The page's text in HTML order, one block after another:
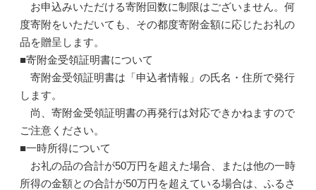
お申込みいただける寄附回数に制限はございません。何
度寄附をいただいても、その都度寄附金額に応じたお礼の
品を贈呈します。
■寄附金受領証明書について
寄附金受領証明書は「申込者情報」の氏名・住所で発行
します。
尚、寄附金受領証明書の再発行は対応できかねますので
ご注意ください。
■一時所得について
お礼の品の合計が50万円を超えた場合、または他の一時
所得の金額との合計が50万円を超えている場合は、ふるさ